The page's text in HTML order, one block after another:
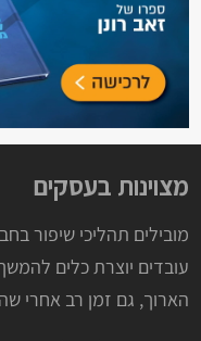
מצוינות בעסקים
מובילים תהליכי שיפור
עובדים יוצרת כלים
הארוך, גם זמן רב אחרי